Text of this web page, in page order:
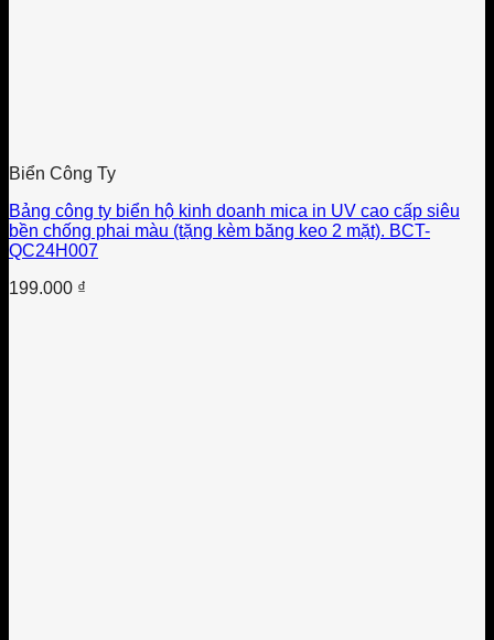
Biển Công Ty
Bảng công ty biển hộ kinh doanh mica in UV cao cấp siêu
bền chống phai màu (tặng kèm băng keo 2 mặt). BCT-
QC24H007
199.000 ₫